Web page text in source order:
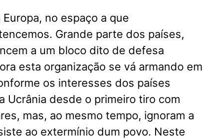
no espaço a que
Grande parte dos países,
a um bloco dito de defesa
esta organização se vá armando em
os interesses dos países
Ucrânia desde o primeiro tiro com
mas, ao mesmo tempo, ignoram a
ao extermínio dum povo. Neste